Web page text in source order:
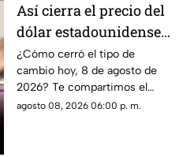
disposiciones podrían
utilizarse para sancionar a
medios y periodistas críticos,
además de abrir la puerta a
que el poder determine qué
contenidos son información,
opinión o motivo de sanción.
Así cierra el precio del
dólar estadounidense
HOY, sábado 8 de
agosto de 2026, en
Cancún
¿Cómo cerró el tipo de
cambio hoy, 8 de agosto de
2026? Te compartimos el
precio del dólar al cierre de
agosto 08, 2026 06:00 p. m.